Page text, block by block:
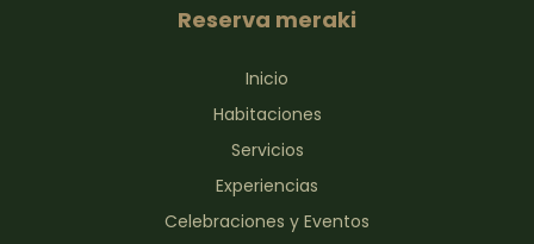
Reserva meraki
Inicio
Habitaciones
Servicios
Experiencias
Celebraciones y Eventos